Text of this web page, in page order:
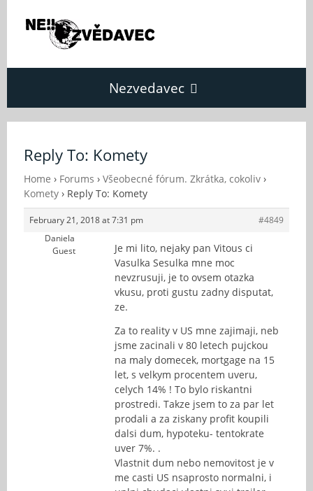
Nezvedavec
Fórum
O Nezvědavci
Kontakt
Reply To: Komety
Home › Forums › Všeobecné fórum. Zkrátka, cokoliv ›
Komety › Reply To: Komety
February 21, 2018 at 7:31 pm
#4849
Daniela
Guest
Je mi lito, nejaky pan Vitous ci
Vasulka Sesulka mne moc
nevzrusuji, je to ovsem otazka
vkusu, proti gustu zadny disputat,
ze.
Za to reality v US mne zajimaji, neb
jsme zacinali v 80 letech pujckou
na maly domecek, mortgage na 15
let, s velkym procentem uveru,
celych 14% ! To bylo riskantni
prostredi. Takze jsem to za par let
prodali a za ziskany profit koupili
dalsi dum, hypoteku- tentokrate
uver 7%. .
Vlastnit dum nebo nemovitost je v
me casti US nsaprosto normalni, i